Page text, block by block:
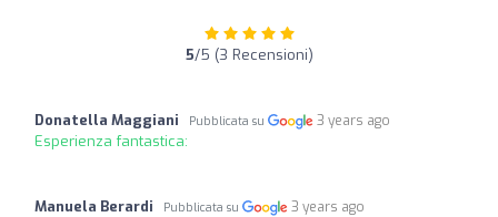
5/5 (3 Recensioni)
Donatella Maggiani Pubblicata su 3 years ago
Esperienza fantastica:
Manuela Berardi Pubblicata su 3 years ago